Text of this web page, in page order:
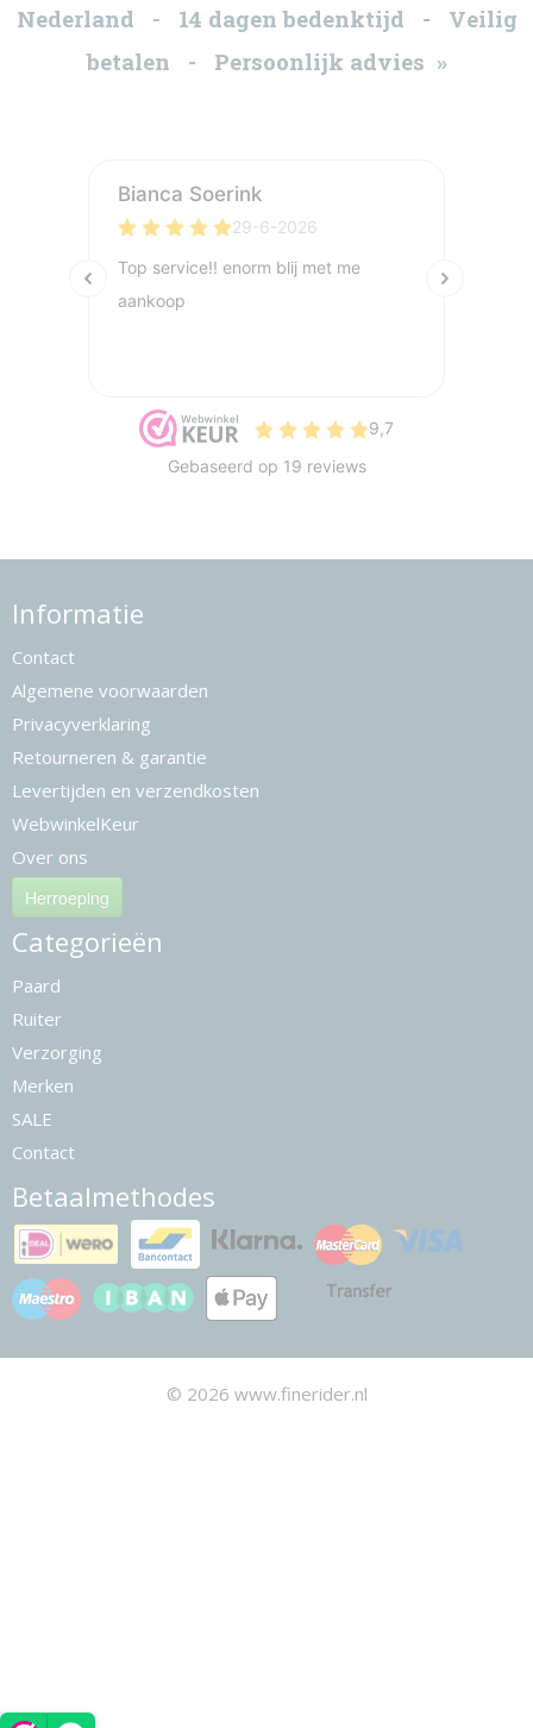
Nederland - 14 dagen bedenktijd - Veilig
betalen - Persoonlijk advies »
Informatie
Contact
Algemene voorwaarden
Privacyverklaring
Retourneren & garantie
Levertijden en verzendkosten
WebwinkelKeur
Over ons
Herroeping
Categorieën
Paard
Ruiter
Verzorging
Merken
SALE
Contact
Betaalmethodes
© 2026 www.finerider.nl